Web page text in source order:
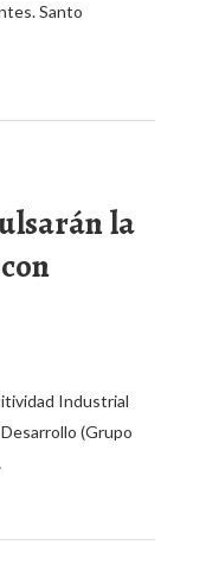
Santo
la
Industrial
(Grupo